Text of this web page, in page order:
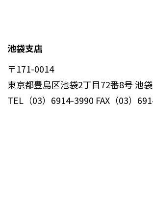
池袋支店
〒171-0014
東京都豊島区池袋2丁目72番8号 池
TEL（03）6914-3990 FAX（03）